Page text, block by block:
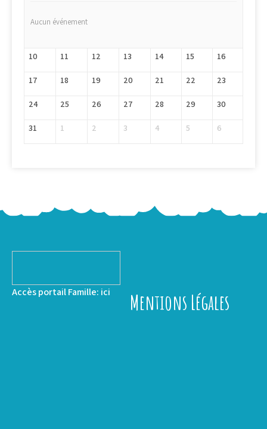
Aucun événement
10 11 12 13 14 15 16
17 18 19 20 21 22 23
24 25 26 27 28 29 30
31 1 2 3 4 5 6
Accès portail Famille: ici Mentions Légales